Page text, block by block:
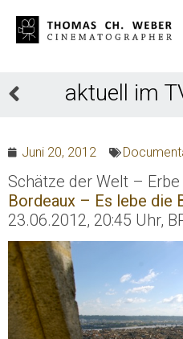
aktuell im
Juni 20, 2012
Schätze der Welt –
Bordeaux – Es lebe die
23.06.2012, 20:45 Uhr,